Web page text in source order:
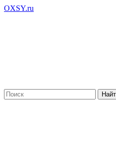
OXSY.ru